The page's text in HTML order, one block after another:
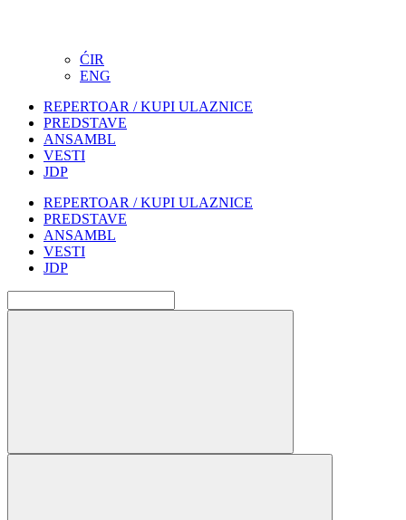
ĆIR
ENG
REPERTOAR / KUPI ULAZNICE
PREDSTAVE
ANSAMBL
VESTI
JDP
REPERTOAR / KUPI ULAZNICE
PREDSTAVE
ANSAMBL
VESTI
JDP